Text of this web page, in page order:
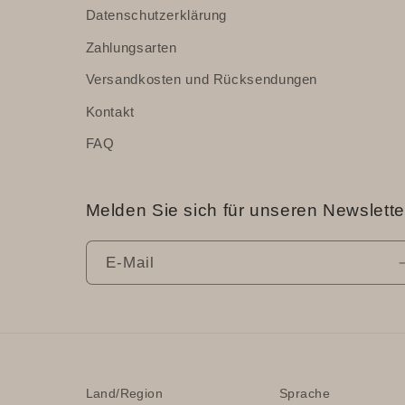
Datenschutzerklärung
Zahlungsarten
Versandkosten und Rücksendungen
Kontakt
FAQ
Melden Sie sich für unseren
E-Mail
Land/Region Sprache